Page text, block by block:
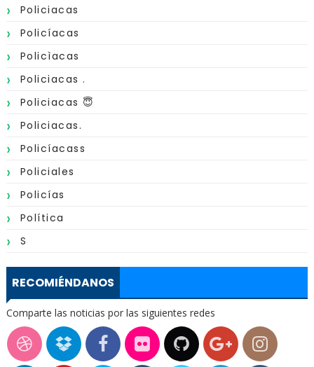
Policiacas
Policíacas
Policìacas
Policiacas .
Policiacas 😇
Policiacas.
Policíacass
Policiales
Policías
Política
S
RECOMIÉNDANOS
Comparte las noticias por las siguientes redes